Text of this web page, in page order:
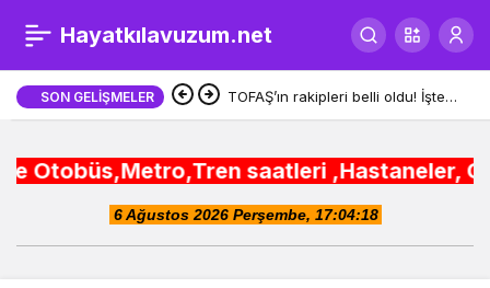
Hayatkılavuzum.net
SON GELIŞMELER TOFAŞ’ın rakipleri belli oldu! İşte
saatleri ,Hastaneler,
Muğla Büyükşehir
İtfaiyesi 119 olaya
0